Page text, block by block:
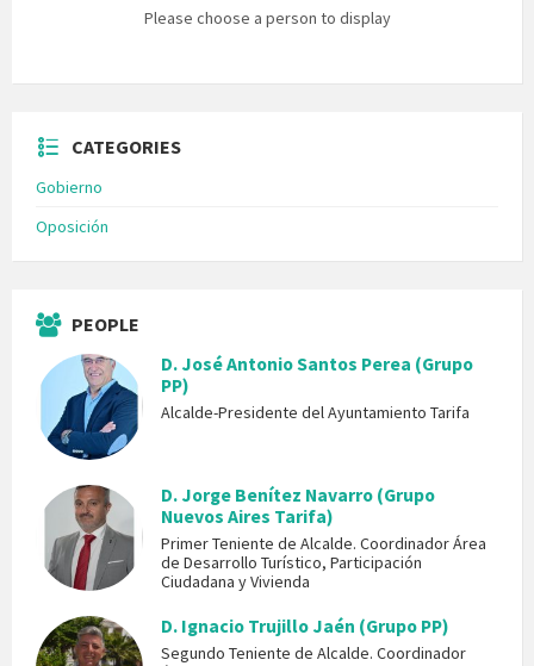
Please choose a person to display
CATEGORIES
Gobierno
Oposición
PEOPLE
D. José Antonio Santos Perea (Grupo
PP)
Alcalde-Presidente del Ayuntamiento Tarifa
D. Jorge Benítez Navarro (Grupo
Nuevos Aires Tarifa)
Primer Teniente de Alcalde. Coordinador Área
de Desarrollo Turístico, Participación
Ciudadana y Vivienda
D. Ignacio Trujillo Jaén (Grupo PP)
Segundo Teniente de Alcalde. Coordinador